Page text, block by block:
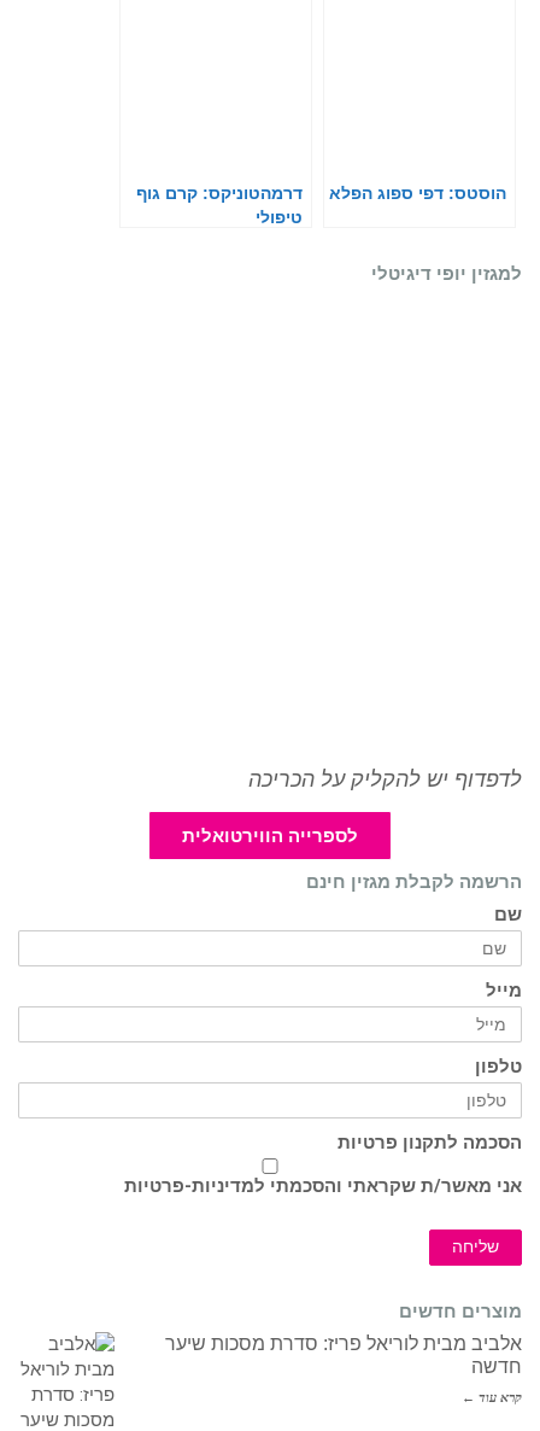
הוסטס: דפי ספוג הפלא
דרמהטוניקס: קרם גוף
טיפולי
למגזין יופי דיגיטלי
לדפדוף יש להקליק על הכריכה
לספרייה הווירטואלית
הרשמה לקבלת מגזין חינם
שם
מייל
טלפון
הסכמה לתקנון פרטיות
אני מאשר/ת שקראתי והסכמתי למדיניות-פרטיות
שליחה
מוצרים חדשים
אלביב מבית לוריאל פריז: סדרת מסכות שיער
חדשה
קרא עוד ←